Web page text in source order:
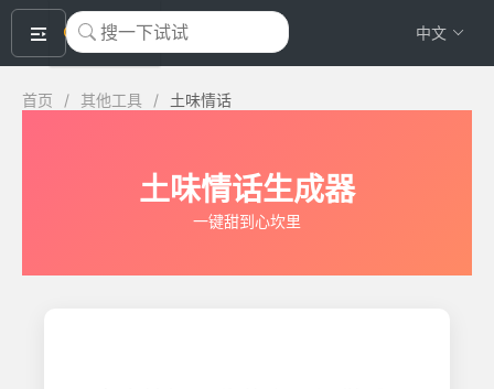
okeyTool 中文
首页 / 其他工具 / 土味情话
土味情话生成器
一键甜到心坎里